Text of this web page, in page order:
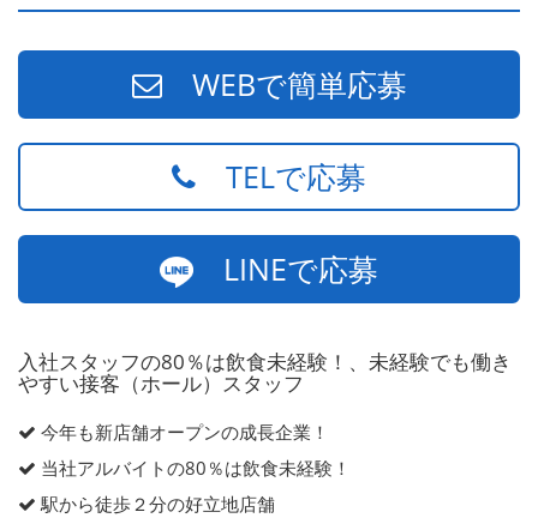
WEBで簡単応募
TELで応募
LINEで応募
入社スタッフの80％は飲食未経験！、未経験でも働き
やすい接客（ホール）スタッフ
今年も新店舗オープンの成長企業！
当社アルバイトの80％は飲食未経験！
駅から徒歩２分の好立地店舗